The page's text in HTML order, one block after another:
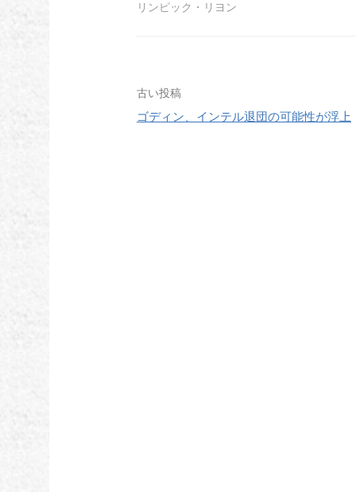
リンピック・リヨン
投
稿
古い投稿
ゴディン、インテル退団の可能性が浮上